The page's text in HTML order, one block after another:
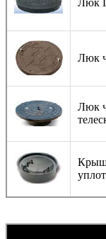
Люк
Люк
Люк